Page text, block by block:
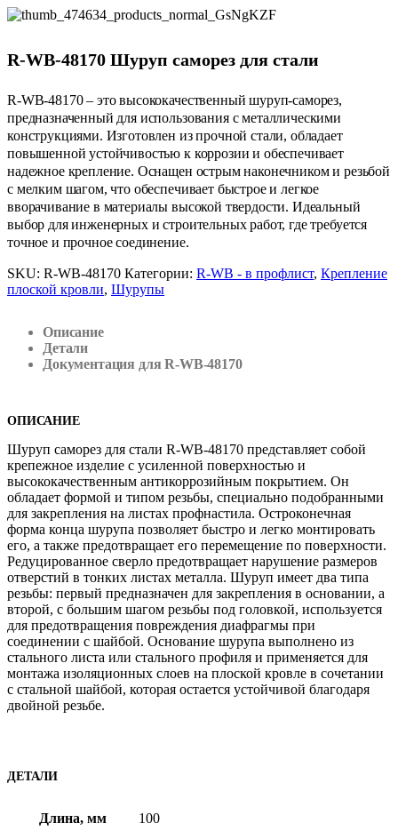
R-WB-48170 Шуруп саморез для стали
R-WB-48170 – это высококачественный шуруп-саморез,
предназначенный для использования с металлическими
конструкциями. Изготовлен из прочной стали, обладает
повышенной устойчивостью к коррозии и обеспечивает
надежное крепление. Оснащен острым наконечником и резьбой
с мелким шагом, что обеспечивает быстрое и легкое
вворачивание в материалы высокой твердости. Идеальный
выбор для инженерных и строительных работ, где требуется
точное и прочное соединение.
SKU: R-WB-48170 Категории: R-WB - в профлист, Крепление
плоской кровли, Шурупы
Описание
Детали
Документация для R-WB-48170
ОПИСАНИЕ
Шуруп саморез для стали R-WB-48170 представляет собой
крепежное изделие с усиленной поверхностью и
высококачественным антикоррозийным покрытием. Он
обладает формой и типом резьбы, специально подобранными
для закрепления на листах профнастила. Остроконечная
форма конца шурупа позволяет быстро и легко монтировать
его, а также предотвращает его перемещение по поверхности.
Редуцированное сверло предотвращает нарушение размеров
отверстий в тонких листах металла. Шуруп имеет два типа
резьбы: первый предназначен для закрепления в основании, а
второй, с большим шагом резьбы под головкой, используется
для предотвращения повреждения диафрагмы при
соединении с шайбой. Основание шурупа выполнено из
стального листа или стального профиля и применяется для
монтажа изоляционных слоев на плоской кровле в сочетании
с стальной шайбой, которая остается устойчивой благодаря
двойной резьбе.
ДЕТАЛИ
Длина, мм 100